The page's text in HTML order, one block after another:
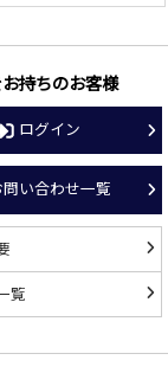
持ちのお客様
ログイン
問い合わせ一覧
覧